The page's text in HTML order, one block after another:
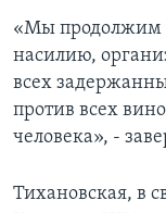
«Мы продолжим
насилию,
всех
против всех
человека», -
Тихановская, в